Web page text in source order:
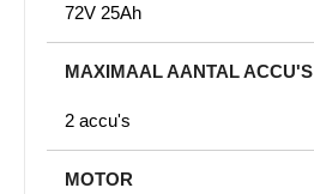
72V 25Ah
MAXIMAAL AANTAL ACCU'S
2 accu's
MOTOR